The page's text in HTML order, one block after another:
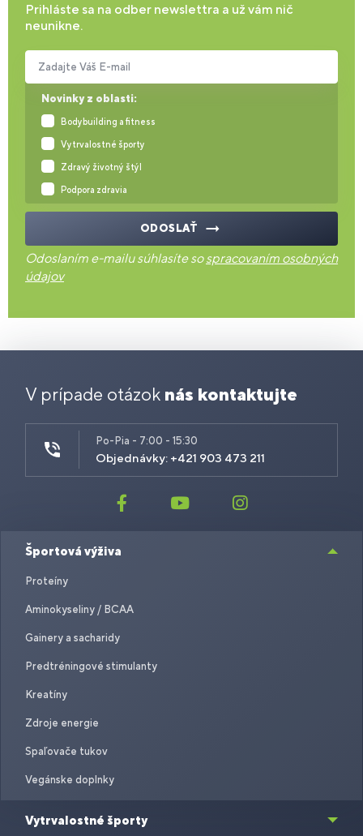
Prihláste sa na odber newslettra a už vám nič
neunikne.
Novinky z oblasti:
Bodybuilding a fitness
Vytrvalostné športy
Zdravý životný štýl
Podpora zdravia
Zadajte Váš E-mail
ODOSLAŤ
Odoslaním e-mailu súhlasíte sospracovaním osobných
údajov
V prípade otázok nás kontaktujte
Po-Pia - 7:00 - 15:30
Objednávky: +421 903 473 211
Športová výživa
Proteíny
Aminokyseliny / BCAA
Gainery a sacharidy
Predtréningové stimulanty
Kreatíny
Zdroje energie
Spaľovače tukov
Vegánske doplnky
Vytrvalostné športy